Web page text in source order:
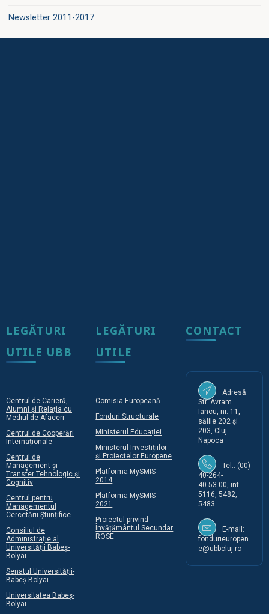
Newsletter 2011-2017
LEGĂTURI
UTILE UBB
Centrul de Carieră,
Alumni și Relația cu
Mediul de Afaceri
Centrul de Cooperări
Internaționale
Centrul de
Management și
Transfer Tehnologic și
Cognitiv
Centrul pentru
Managementul
Cercetării Științifice
Consiliul de
Administrație al
Universității Babeș-
Bolyai
Senatul Universității-
Babeș-Bolyai
Universitatea Babeș-
Bolyai
LEGĂTURI
UTILE
Comisia Europeană
Fonduri Structurale
Ministerul Educației
Ministerul Investițiilor
și Proiectelor Europene
Platforma MySMIS
2014
Platforma MySMIS
2021
Proiectul privind
Învățământul Secundar
ROSE
CONTACT
Adresă:
Str. Avram
Iancu, nr. 11,
sălile 202 și
203, Cluj-
Napoca
Tel.: (00)
40-264-
40.53.00, int.
5116, 5482,
5483
E-mail:
fondurieuropen
e@ubbcluj.ro